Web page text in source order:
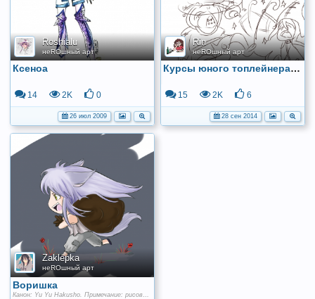
Roshialu
неROшный арт
Ксеноа
14 2K 0
26 июл 2009
Rin
неROшный арт
Курсы юного топлейнера в ЛОЛе
15 2K 6
28 сен 2014
Zaklepka
неROшный арт
Воришка